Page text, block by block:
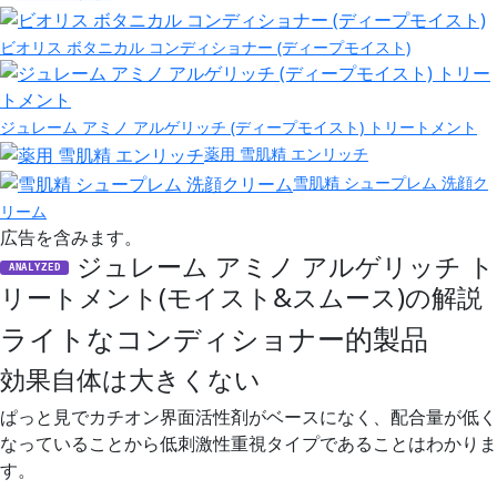
ビオリス ボタニカル コンディショナー (ディープモイスト)
ジュレーム アミノ アルゲリッチ (ディープモイスト) トリートメント
薬用 雪肌精 エンリッチ
雪肌精 シュープレム 洗顔ク
リーム
広告を含みます。
ANALYZED
ジュレーム アミノ アルゲリッチ ト
リートメント(モイスト&スムース)の解説
ライトなコンディショナー的製品
効果自体は大きくない
ぱっと見でカチオン界面活性剤がベースになく、配合量が低く
なっていることから低刺激性重視タイプであることはわかりま
す。